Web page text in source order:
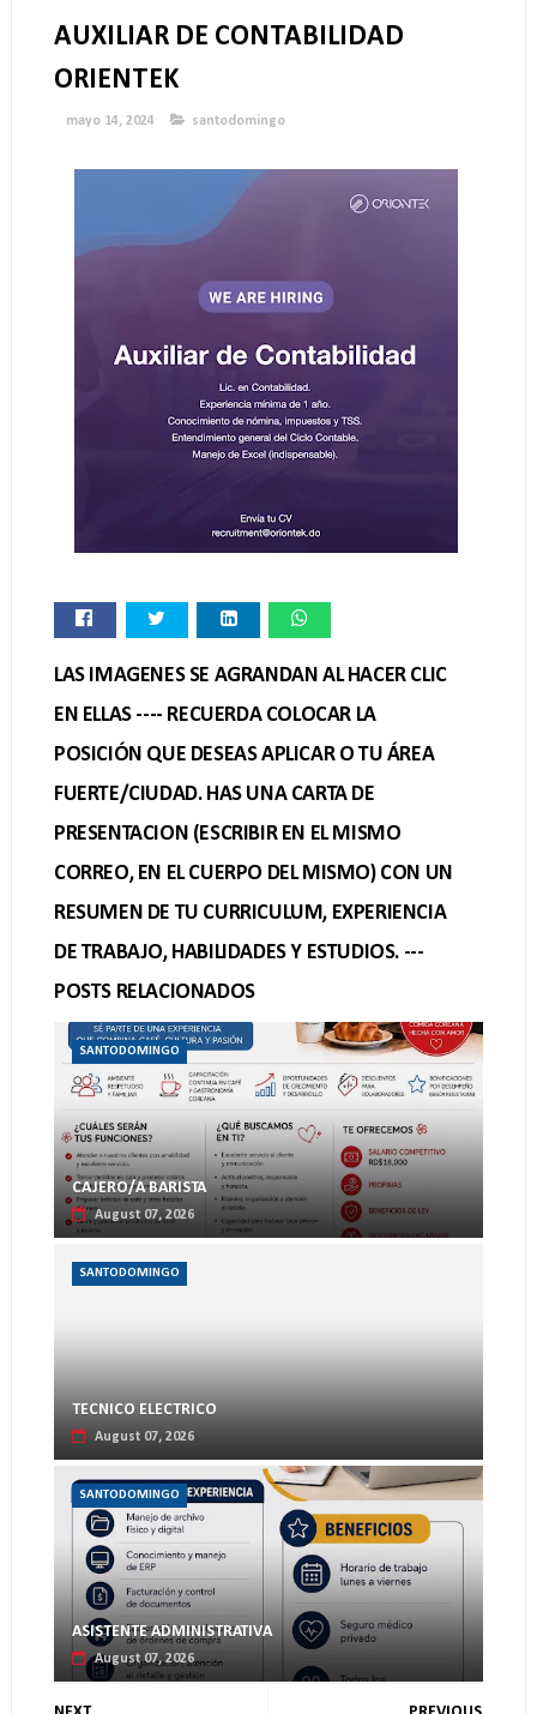
AUXILIAR DE CONTABILIDAD
ORIENTEK
mayo 14, 2024 santodomingo
LAS IMAGENES SE AGRANDAN AL HACER CLIC
EN ELLAS ---- RECUERDA COLOCAR LA
POSICIÓN QUE DESEAS APLICAR O TU ÁREA
FUERTE/CIUDAD. HAS UNA CARTA DE
PRESENTACION (ESCRIBIR EN EL MISMO
CORREO, EN EL CUERPO DEL MISMO) CON UN
RESUMEN DE TU CURRICULUM, EXPERIENCIA
DE TRABAJO, HABILIDADES Y ESTUDIOS. ---
POSTS RELACIONADOS
SANTODOMINGO
CAJERO/A BARISTA
August 07, 2026
SANTODOMINGO
TECNICO ELECTRICO
August 07, 2026
SANTODOMINGO
ASISTENTE ADMINISTRATIVA
August 07, 2026